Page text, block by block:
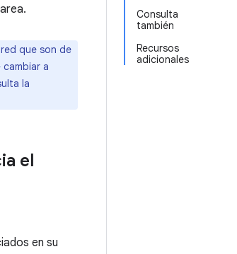
Consulta
también
Recursos
adicionales
que son de
a
la
el
en su